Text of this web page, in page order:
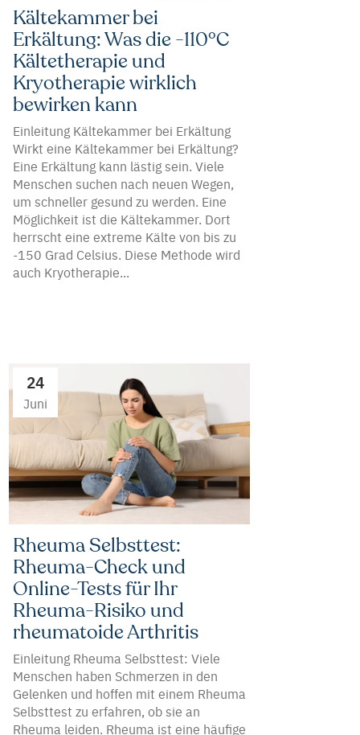
Kältekammer bei
Erkältung: Was die -110°C
Kältetherapie und
Kryotherapie wirklich
bewirken kann
Einleitung Kältekammer bei Erkältung
Wirkt eine Kältekammer bei Erkältung?
Eine Erkältung kann lästig sein. Viele
Menschen suchen nach neuen Wegen,
um schneller gesund zu werden. Eine
Möglichkeit ist die Kältekammer. Dort
herrscht eine extreme Kälte von bis zu
-150 Grad Celsius. Diese Methode wird
auch Kryotherapie...
24
Juni
Rheuma Selbsttest:
Rheuma-Check und
Online-Tests für Ihr
Rheuma-Risiko und
rheumatoide Arthritis
Einleitung Rheuma Selbsttest: Viele
Menschen haben Schmerzen in den
Gelenken und hoffen mit einem Rheuma
Selbsttest zu erfahren, ob sie an
Rheuma leiden. Rheuma ist eine häufige